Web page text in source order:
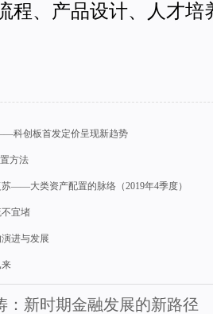
程、产品设计、人才培
科创板首发定价呈现新趋势
方法
——大类资产配置的脉络（2019年4季度）
宜堵
进与发展
：新时期金融发展的新路径